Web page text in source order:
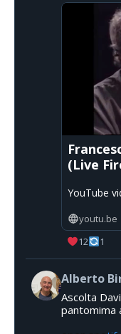
(Live
YouTube
youtu.be
12
1
Alberto
Ascolta
pantomima